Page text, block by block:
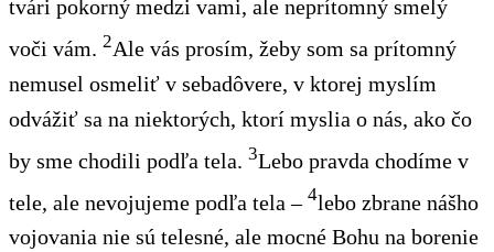
tvári pokorný medzi vami, ale neprítomný smelý
voči vám. 2Ale vás prosím, žeby som sa prítomný
nemusel osmeliť v sebadôvere, v ktorej myslím
odvážiť sa na niektorých, ktorí myslia o nás, ako čo
by sme chodili podľa tela. 3Lebo pravda chodíme v
tele, ale nevojujeme podľa tela – 4lebo zbrane nášho
vojovania nie sú telesné, ale mocné Bohu na borenie